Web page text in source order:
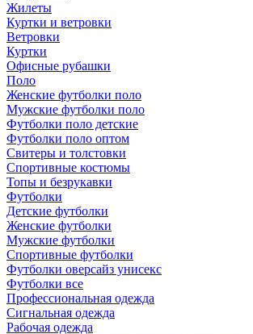
Жилеты
Куртки и ветровки
Ветровки
Куртки
Офисные рубашки
Поло
Женские футболки поло
Мужские футболки поло
Футболки поло детские
Футболки поло оптом
Свитеры и толстовки
Спортивные костюмы
Топы и безрукавки
Футболки
Детские футболки
Женские футболки
Мужские футболки
Спортивные футболки
Футболки оверсайз унисекс
Футболки все
Профессиональная одежда
Сигнальная одежда
Рабочая одежда